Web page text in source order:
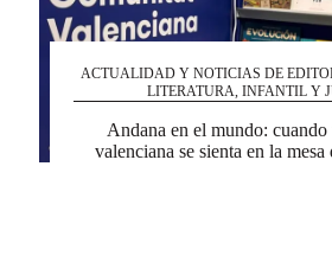
ACTUALIDAD Y NOTICIAS DE
LITERATURA, INFANTIL Y
Andana en el mundo:
valenciana se sienta en la mesa